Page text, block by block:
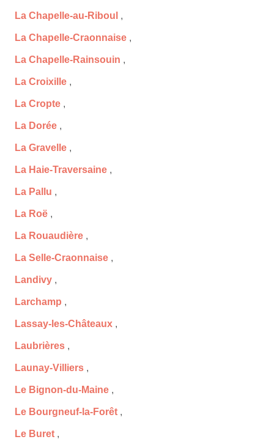
La Chapelle-au-Riboul ,
La Chapelle-Craonnaise ,
La Chapelle-Rainsouin ,
La Croixille ,
La Cropte ,
La Dorée ,
La Gravelle ,
La Haie-Traversaine ,
La Pallu ,
La Roë ,
La Rouaudière ,
La Selle-Craonnaise ,
Landivy ,
Larchamp ,
Lassay-les-Châteaux ,
Laubrières ,
Launay-Villiers ,
Le Bignon-du-Maine ,
Le Bourgneuf-la-Forêt ,
Le Buret ,